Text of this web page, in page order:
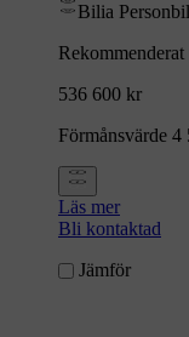
Bilia
Rekommenderat
536 600 kr
Förmånsvärde 4
Läs mer
Bli kontaktad
Jämför